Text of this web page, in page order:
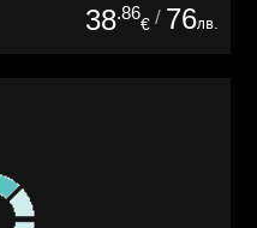
38.86
€ / 76лв.